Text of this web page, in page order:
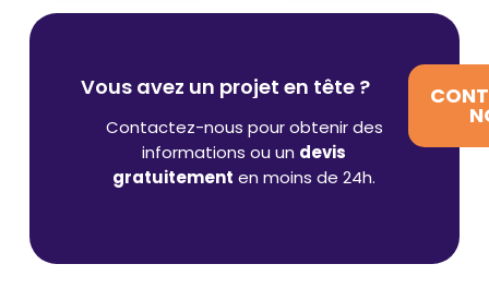
Vous avez un projet en tête ?
Contactez-nous pour obtenir des
informations ou un devis
gratuitement en moins de 24h.